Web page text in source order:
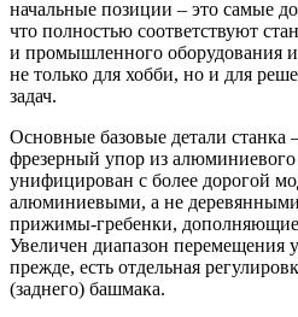
начальные позиции – это самые
что полностью соответствуют
и промышленного оборудования
не только для хобби, но и для
задач.
Основные базовые детали
фрезерный упор из алюминиевого
унифицирован с более дорогой
алюминиевыми, а не
прижимы-гребенки,
Увеличен диапазон перемещения
прежде, есть отдельная
(заднего) башмака.